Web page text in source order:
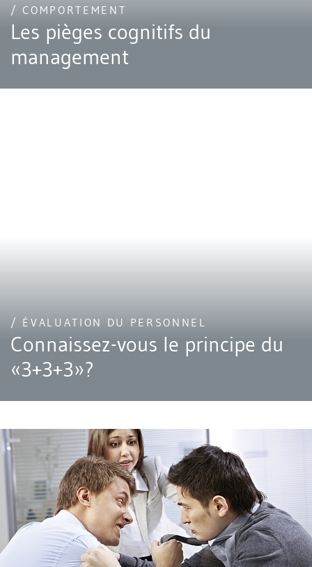
/ COMPORTEMENT
Les pièges cognitifs du
management
/ ÉVALUATION DU PERSONNEL
Connaissez-vous le principe du
«3+3+3»?